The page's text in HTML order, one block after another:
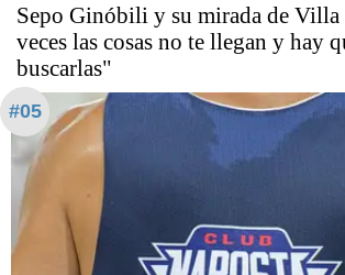
Sepo Ginóbili y su mirada de
veces las cosas no te llegan y hay
buscarlas"
#05